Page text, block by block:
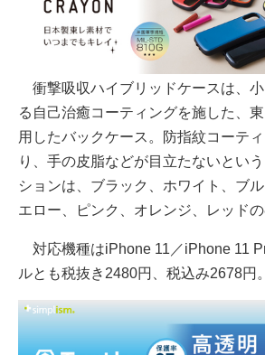
衝撃吸収ハイブリッドケースは、
る自己治癒コーティングを施した、
用したバックケース。防指紋コーテ
り、手の皮脂などが目立たないとい
ションは、ブラック、ホワイト、ブ
エロー、ピンク、オレンジ、レッドの
対応機種はiPhone 11／iPhone 11
ルとも税抜き2480円、税込み2678円。